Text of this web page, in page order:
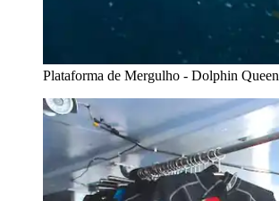
Plataforma de Mergulho - Dolphin Queen